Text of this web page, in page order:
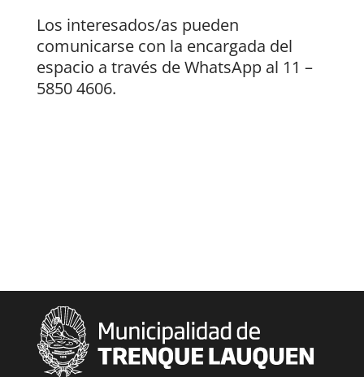
Los interesados/as pueden
comunicarse con la encargada del
espacio a través de WhatsApp al 11 –
5850 4606.